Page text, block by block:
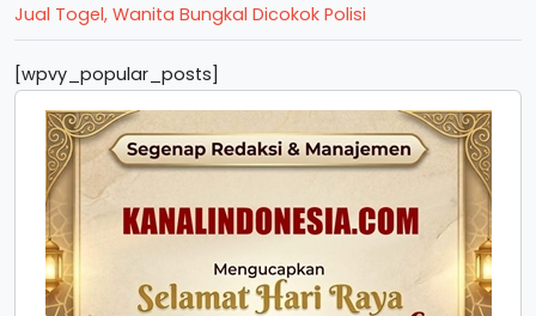
Jual Togel, Wanita Bungkal Dicokok Polisi
[wpvy_popular_posts]